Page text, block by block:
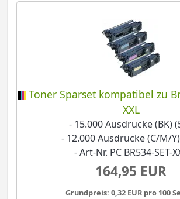
Toner Sparset kompatibel zu
XXL
- 15.000 Ausdrucke (BK)
- 12.000 Ausdrucke (C/M/
- Art-Nr. PC BR534-SET-
164,95 EUR
Grundpreis: 0,32 EUR pro 100